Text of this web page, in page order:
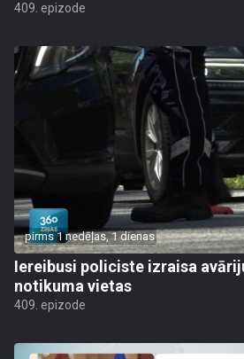
409. epizode
pirms 1 nedēļas, 1 dienas
Iereibusi policiste izraisa
notikuma vietas
409. epizode